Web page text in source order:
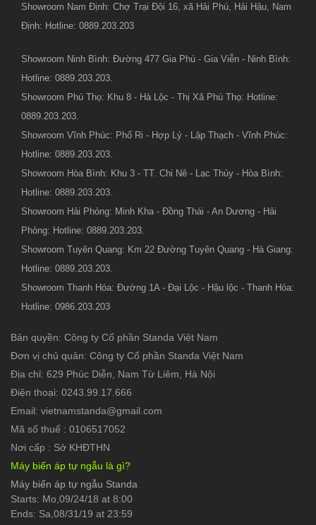
Showroom Nam Định: Chợ Trại Đội 16, xã Hải Phú, Hải Hậu, Nam
Định: Hotline: 0889.203.203
Showroom Ninh Bình: Đường 477 Gia Phú - Gia Viễn - Ninh Bình:
Hotline: 0889.203.203.
Showroom Phú Thọ: Khu 8 - Hà Lộc - Thị Xã Phú Thọ: Hotline:
0889.203.203.
Showroom Vĩnh Phúc: Phố Ri - Hợp Lý - Lập Thạch - Vĩnh Phúc:
Hotline: 0889.203.203.
Showroom Hòa Bình: Khu 3 - TT. Chi Nê - Lạc Thủy - Hòa Bình:
Hotline: 0889.203.203.
Showroom Hải Phòng: Minh Kha - Đồng Thái - An Dương - Hải
Phòng: Hotline: 0889.203.203.
Showroom Tuyên Quang: Km 22 Đường Tuyên Quang - Hà Giang:
Hotline: 0889.203.203.
Showroom Thanh Hóa: Đường 1A - Đại Lộc - Hậu lộc - Thanh Hóa:
Hotline: 0986.203.203
Bản quyền: Công ty Cổ phần Standa Việt Nam
Đơn vị chủ quản: Công ty Cổ phần Standa Việt Nam
Địa chỉ: 629 Phúc Diễn, Nam Từ Liêm, Hà Nội
Điện thoại: 0243.99.17.666
Email: vietnamstanda@gmail.com
Mã số thuế : 0106517052
Nơi cấp : Sở KHĐTHN
Máy biến áp tự ngẫu là gì?
Máy biến áp tự ngẫu Standa
Starts: Mo,09/24/18 at 8:00
Ends: Sa,08/31/19 at 23:59